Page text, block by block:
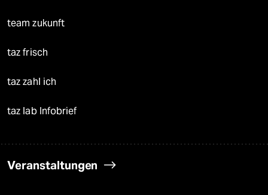
team zukunft
taz frisch
taz zahl ich
taz lab Infobrief
Veranstaltungen